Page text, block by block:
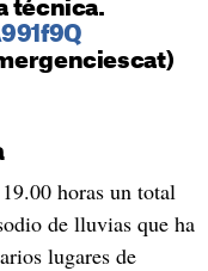
técnica.
horas un total
de lluvias que ha
lugares de